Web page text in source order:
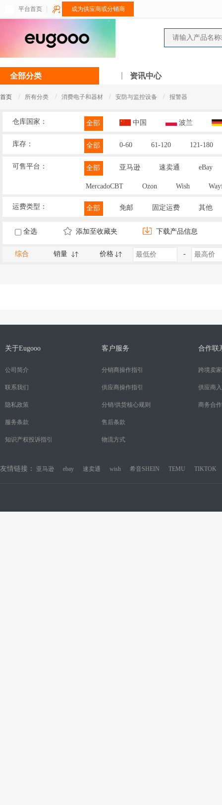
平台首页 成为供应商或分销商
全部分类 资讯中心
首页 / 所有分类 / 消费电子和器材 / 安防与监控设备 / 报警器
仓库国家： 全部 中国 波兰
库存： 全部 0-60 61-120 121-180
可售平台： 全部 亚马逊 速卖通 eBay
MercadoCBT Ozon Wish
运费类型： 全部 免邮 固定运费 其他
全选 添加至收藏夹 下载产品信息
综合 销量 价格 -
关于Eugooo
公司简介
联系我们
隐私政策
服务条款
知识产权投诉指引
客户服务
分销商操作指引
供应商操作指引
分销/供货核心规则
售后条款
物流方式
合作联
跨境卖
供应商
商务合作
友情链接： 亚马逊 ebay 速卖通 wish 希音SHEIN TEMU TIKTOK